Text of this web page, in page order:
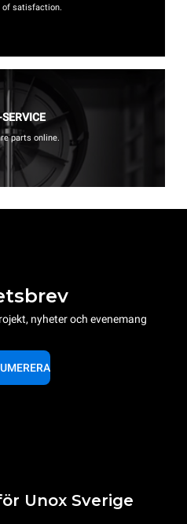
of satisfaction.
SERVICE
parts online.
nyheter och evenemang
Unox Sverige